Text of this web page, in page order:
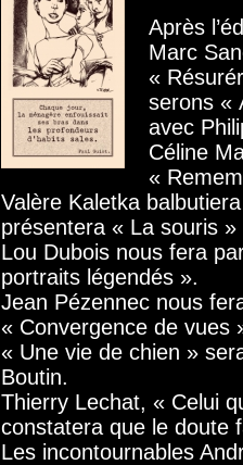
Après
Marc
«
serons «
avec
Céline
«
Valère Kaletka
présentera « La souris
Lou Dubois nous fera
portraits légendés ».
Jean Pézennec nous
« Convergence de vues
« Une vie de chien »
Boutin.
Thierry Lechat, « Celui
constatera que le doute
Les incontournables